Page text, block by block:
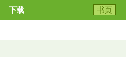
下载 书页